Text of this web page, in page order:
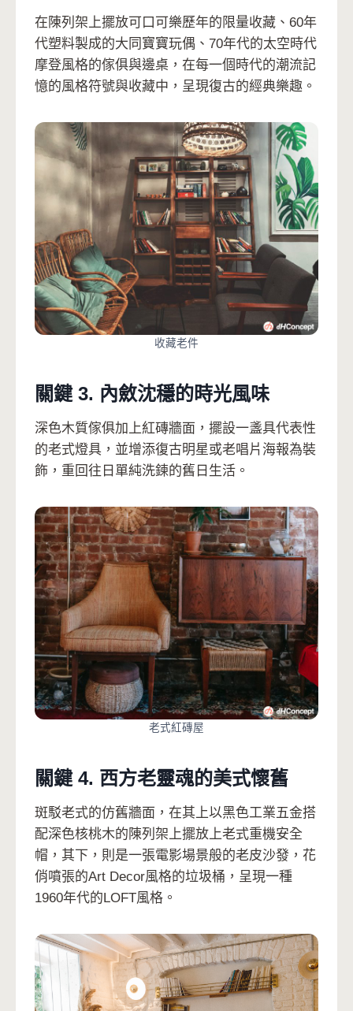
在陳列架上擺放可口可樂歷年的限量收藏、60年
代塑料製成的大同寶寶玩偶、70年代的太空時代
摩登風格的傢俱與邊桌，在每一個時代的潮流記
憶的風格符號與收藏中，呈現復古的經典樂趣。
收藏老件
關鍵 3. 內斂沈穩的時光風味
深色木質傢俱加上紅磚牆面，擺設一盞具代表性
的老式燈具，並增添復古明星或老唱片海報為裝
飾，重回往日單純洗鍊的舊日生活。
老式紅磚屋
關鍵 4. 西方老靈魂的美式懷舊
斑駁老式的仿舊牆面，在其上以黑色工業五金搭
配深色核桃木的陳列架上擺放上老式重機安全
帽，其下，則是一張電影場景般的老皮沙發，花
俏噴張的Art Decor風格的垃圾桶，呈現一種
1960年代的LOFT風格。